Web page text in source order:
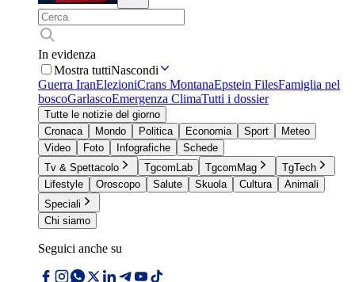
In evidenza
Mostra tuttiNascondi
Guerra IranElezioniCrans MontanaEpstein FilesFamiglia nel
boscoGarlascoEmergenza ClimaTutti i dossier
Tutte le notizie del giorno
Cronaca
Mondo Politica Economia Sport
Meteo
Video
Foto Infografiche
Schede
Tv & Spettacolo
TgcomLab TgcomMag
TgTech
Lifestyle
Oroscopo Salute Skuola Cultura
Animali
Speciali
Chi siamo
Seguici anche su